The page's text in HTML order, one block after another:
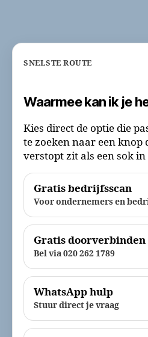
SNELSTE ROUTE
Waarmee kan ik je
Kies direct de optie die
te zoeken naar een knop
verstopt zit als een sok
Gratis bedrijfsscan
Voor ondernemers en
Gratis doorverbinden
Bel via 020 262 1789
WhatsApp hulp
Stuur direct je vraag